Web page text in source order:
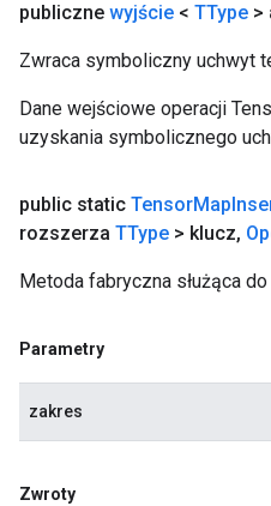
publiczne wyjście < TType >
Zwraca symboliczny uchwyt
Dane wejściowe operacji
uzyskania symbolicznego
public static TensorMap
rozszerza TType > klucz,
Metoda fabryczna służąca
Parametry
zakres
Zwroty